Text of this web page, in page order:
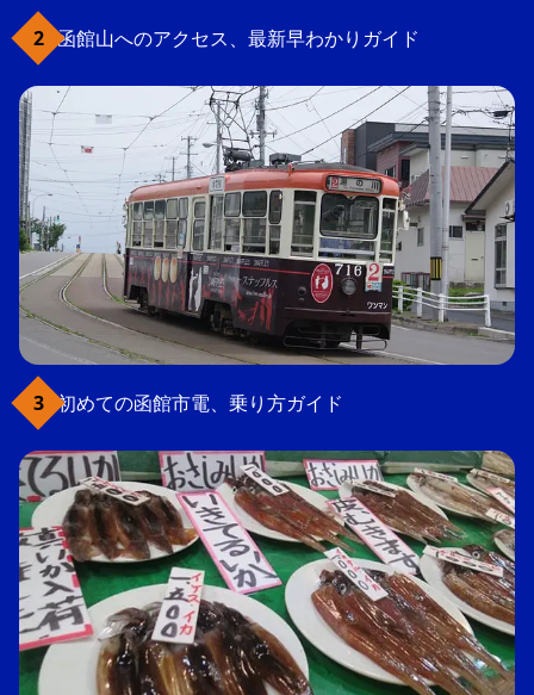
函館山へのアクセス、最新早わかりガイド
初めての函館市電、乗り方ガイド